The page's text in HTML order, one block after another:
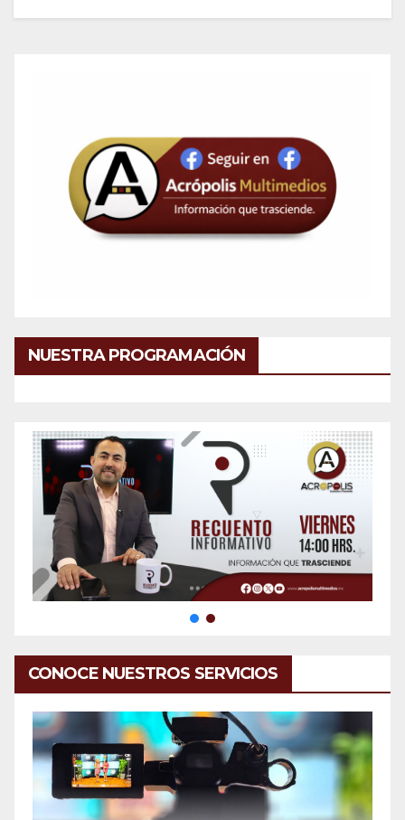
NUESTRA PROGRAMACIÓN
CONOCE NUESTROS SERVICIOS